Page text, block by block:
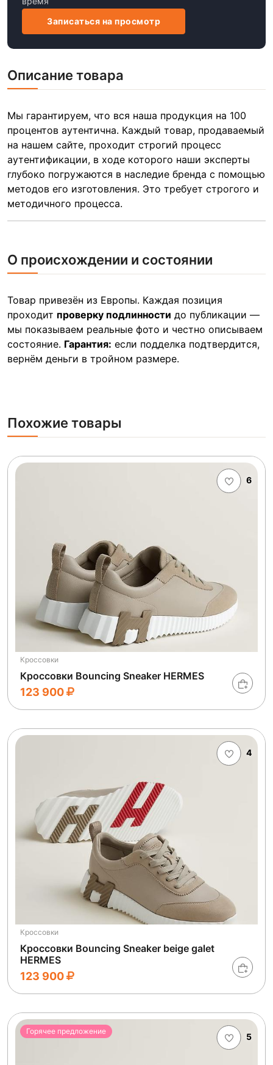
Записаться на просмотр
Описание товара
Мы гарантируем, что вся наша продукция на 100
процентов аутентична. Каждый товар, продаваемый
на нашем сайте, проходит строгий процесс
аутентификации, в ходе которого наши эксперты
глубоко погружаются в наследие бренда с помощью
методов его изготовления. Это требует строгого и
методичного процесса.
О происхождении и состоянии
Товар привезён из Европы. Каждая позиция
проходит проверку подлинности до публикации —
мы показываем реальные фото и честно описываем
состояние. Гарантия: если подделка подтвердится,
вернём деньги в тройном размере.
Похожие товары
6
Кроссовки
Кроссовки Bouncing Sneaker HERMES
123 900
4
Кроссовки
Кроссовки Bouncing Sneaker beige galet
HERMES
123 900
5
Горячее предложение